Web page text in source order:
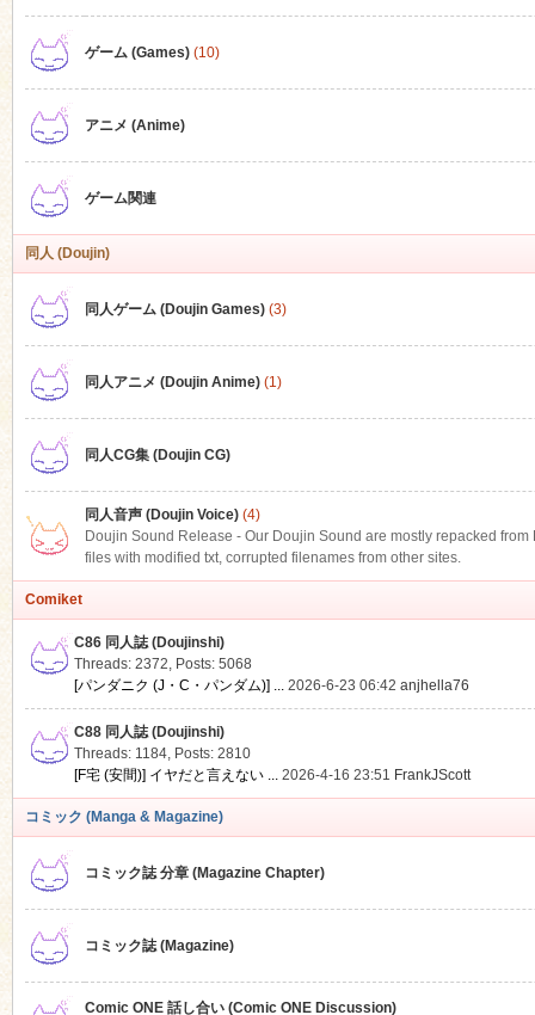
ゲーム (Games)(10)
アニメ (Anime)
ゲーム関連
同人 (Doujin)
同人ゲーム (Doujin Games)(3)
同人アニメ (Doujin Anime)(1)
同人CG集 (Doujin CG)
同人音声 (Doujin Voice)(4)
Doujin Sound Release - Our Doujin Sound are mostly repacked
files with modified txt, corrupted filenames from other sites.
Comiket
C86 同人誌 (Doujinshi)
Threads: 2372, Posts: 5068
[パンダニク (J・C・パンダム)] ... 2026-6-23 06:42 anjhella76
C88 同人誌 (Doujinshi)
Threads: 1184, Posts: 2810
[F宅 (安間)] イヤだと言えない ... 2026-4-16 23:51 FrankJScott
コミック (Manga & Magazine)
コミック誌 分章 (Magazine Chapter)
コミック誌 (Magazine)
Comic ONE 話し合い (Comic ONE Discussion)